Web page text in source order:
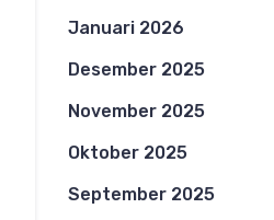
Januari 2026
Desember 2025
November 2025
Oktober 2025
September 2025